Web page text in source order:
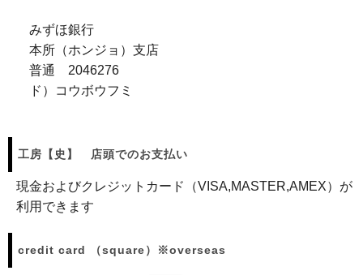
みずほ銀行
本所（ホンジョ）支店
普通 2046276
ド）コウボウフミ
工房【史】 店頭でのお支払い
現金およびクレジットカード（VISA,MASTER,AMEX）が
利用できます
credit card （square）※overseas